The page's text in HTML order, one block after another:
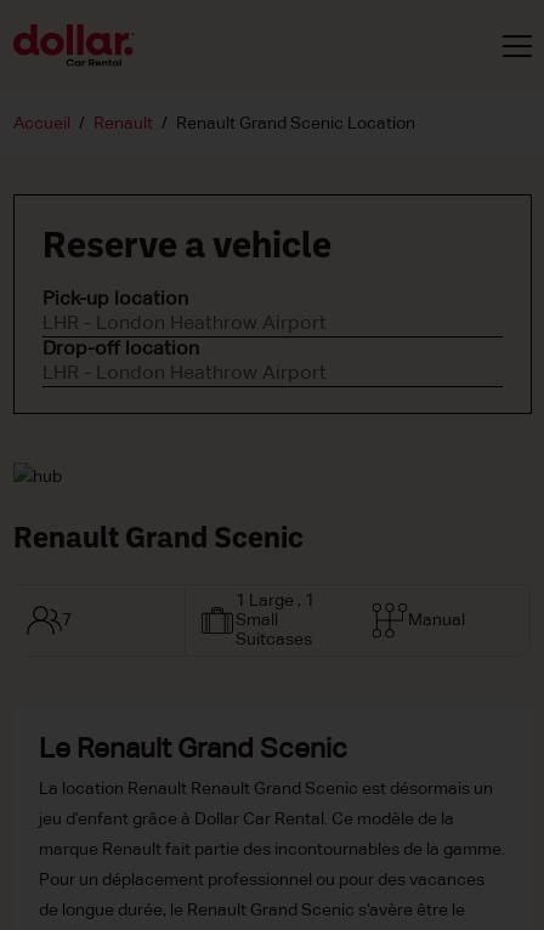
Accueil Renault Renault Grand Scenic Location
Reserve a vehicle
Pick-up location
LHR - London Heathrow Airport
Drop-off location
LHR - London Heathrow Airport
Renault Grand Scenic
7
1 Large , 1
Small
Suitcases
Manual
Le Renault Grand Scenic
La location Renault Renault Grand Scenic est désormais un
jeu d’enfant grâce à Dollar Car Rental. Ce modèle de la
marque Renault fait partie des incontournables de la gamme.
Pour un déplacement professionnel ou pour des vacances
de longue durée, le Renault Grand Scenic s’avère être le